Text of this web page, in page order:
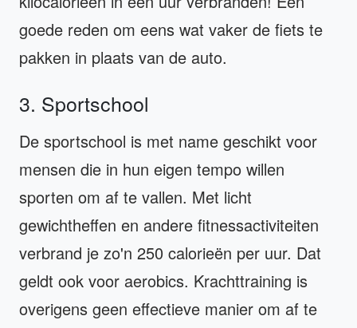
goede reden om eens wat vaker de fiets te
pakken in plaats van de auto.
3. Sportschool
De sportschool is met name geschikt voor
mensen die in hun eigen tempo willen
sporten om af te vallen. Met licht
gewichtheffen en andere fitnessactiviteiten
verbrand je zo'n 250 calorieën per uur. Dat
geldt ook voor aerobics. Krachttraining is
overigens geen effectieve manier om af te